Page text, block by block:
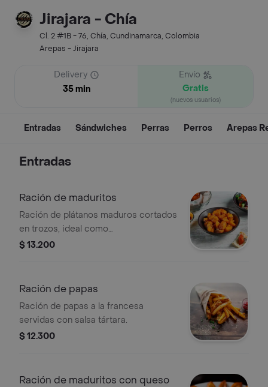
Jirajara‎ - Chía
Cl. 2 #1B - 76, Chía, Cundinamarca, Colombia
Arepas - Jirajara‎
Delivery
35 min
Envío
Gratis
(nuevos usuarios)
Entradas Sándwiches Perras Perros Arepas
Entradas
Ración de maduritos
Ración de plátanos maduros cortados
en trozos, ideal como
acompañamiento.
$ 13.200
Ración de papas
Ración de papas a la francesa
servidas con salsa tártara.
$ 12.300
Ración de maduritos con queso